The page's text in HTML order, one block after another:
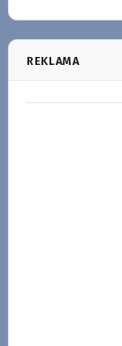
REKLAMA